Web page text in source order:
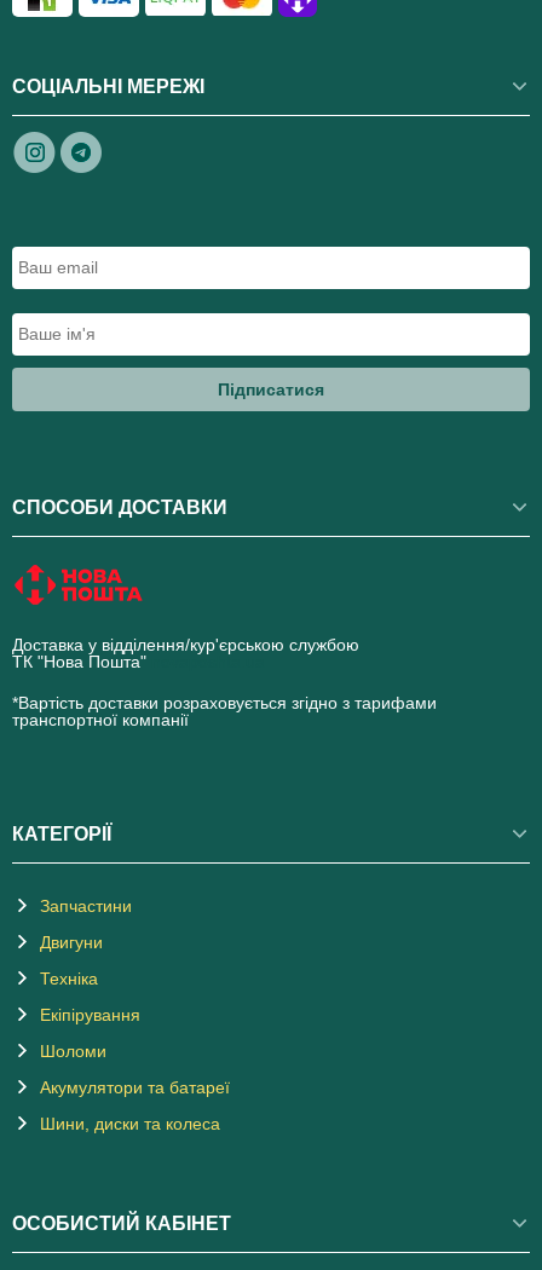
СОЦІАЛЬНІ МЕРЕЖІ
Підписатися
СПОСОБИ ДОСТАВКИ
Доставка у відділення/кур'єрською службою
ТК "Нова Пошта"
*Вартість доставки розраховується згідно з тарифами
транспортної компанії
КАТЕГОРІЇ
Запчастини
Двигуни
Техніка
Екіпірування
Шоломи
Акумулятори та батареї
Шини, диски та колеса
ОСОБИСТИЙ КАБІНЕТ